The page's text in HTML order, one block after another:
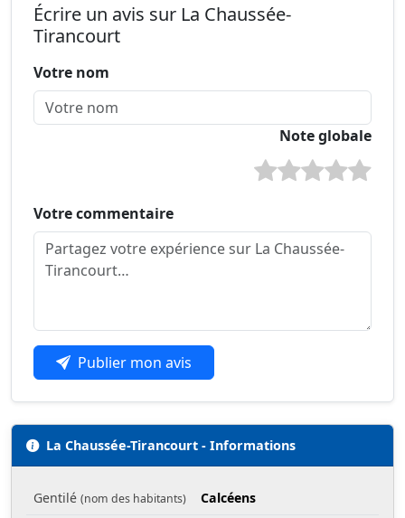
Écrire un avis sur La Chaussée-
Tirancourt
Votre nom
Note globale
Votre commentaire
Publier mon avis
La Chaussée-Tirancourt - Informations
Gentilé (nom des habitants)
Calcéens